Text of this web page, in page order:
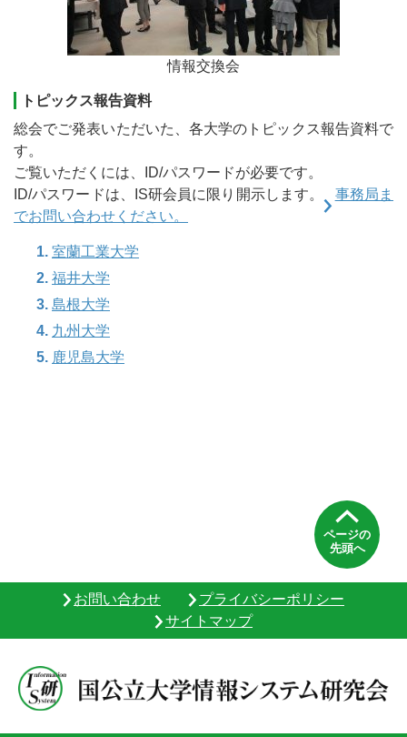
情報交換会
トピックス報告資料
総会でご発表いただいた、各大学のトピックス報告資料で
す。
ご覧いただくには、ID/パスワードが必要です。
ID/パスワードは、IS研会員に限り開示します。
事務局ま
でお問い合わせください。
室蘭工業大学
福井大学
島根大学
九州大学
鹿児島大学
ページの
先頭へ
お問い合わせ
プライバシーポリシー
サイトマップ